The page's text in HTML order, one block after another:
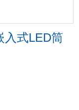
入式LED筒